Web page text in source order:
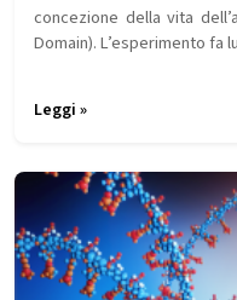
concezione della vita
Domain). L’esperimento fa
Leggi »